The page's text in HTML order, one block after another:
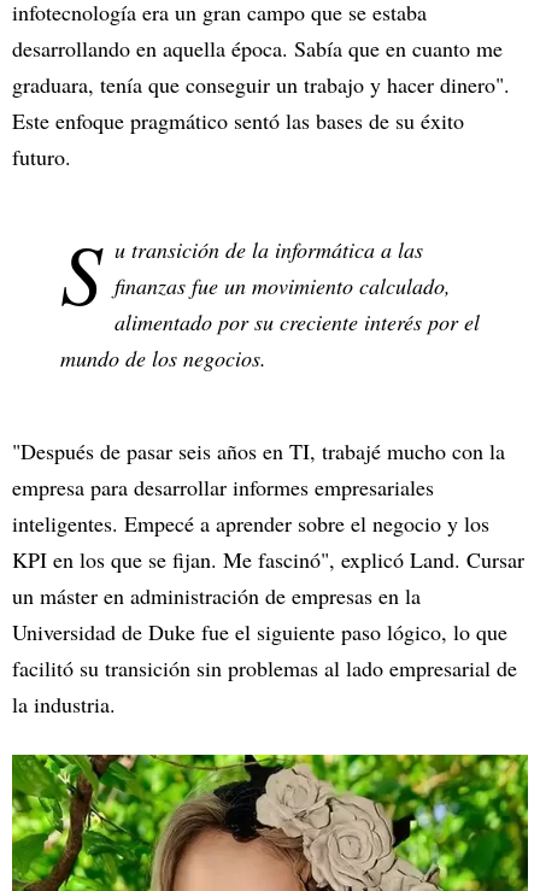
infotecnología era un gran campo que se estaba
desarrollando en aquella época. Sabía que en cuanto me
graduara, tenía que conseguir un trabajo y hacer dinero".
Este enfoque pragmático sentó las bases de su éxito
futuro.
S u transición de la informática a las
finanzas fue un movimiento calculado,
alimentado por su creciente interés por el
mundo de los negocios.
"Después de pasar seis años en TI, trabajé mucho con la
empresa para desarrollar informes empresariales
inteligentes. Empecé a aprender sobre el negocio y los
KPI en los que se fijan. Me fascinó", explicó Land. Cursar
un máster en administración de empresas en la
Universidad de Duke fue el siguiente paso lógico, lo que
facilitó su transición sin problemas al lado empresarial de
la industria.